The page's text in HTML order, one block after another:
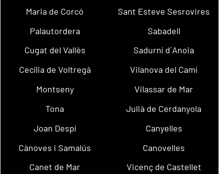
Maria de Corcó
Sant Esteve Sesrovires
Palautordera
Sabadell
Cugat del Vallès
Sadurní d´Anoia
Cecília de Voltregà
Vilanova del Camí
Montseny
Vilassar de Mar
Tona
Julià de Cerdanyola
Joan Despí
Canyelles
Cànoves i Samalús
Canovelles
Canet de Mar
Vicenç de Castellet